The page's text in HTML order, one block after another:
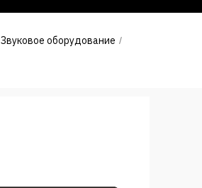
Звуковое оборудование /